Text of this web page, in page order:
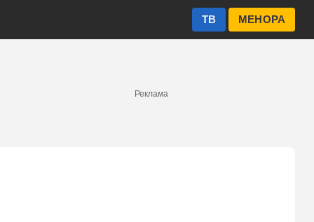
МЕНОРА
ТВ
Реклама